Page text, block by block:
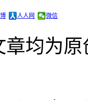
人人网 微信
均为